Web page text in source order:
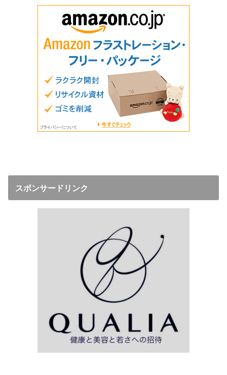
スボンサードリンク